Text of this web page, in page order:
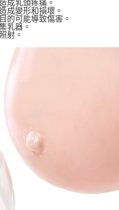
之「AFTEE先享後付」服務完成之交
資料，並將交易相關給付款項請求債
理人或監護人之同意方可使用
辦者引起之損失，本公司不負相關責
戶之使用額度並採取法律行動。
)免運費
)免運費
成乳頭疼痛。
成變形和損壞。
的可能導致傷害。
乳器。
射。